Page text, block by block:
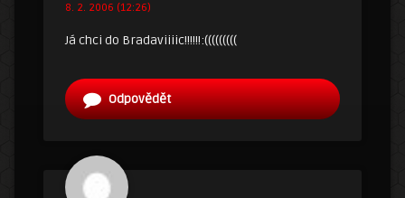
8. 2. 2006 (12:26)
Já chci do Bradaviiiic!!!!!!:(((((((((
Odpovědět